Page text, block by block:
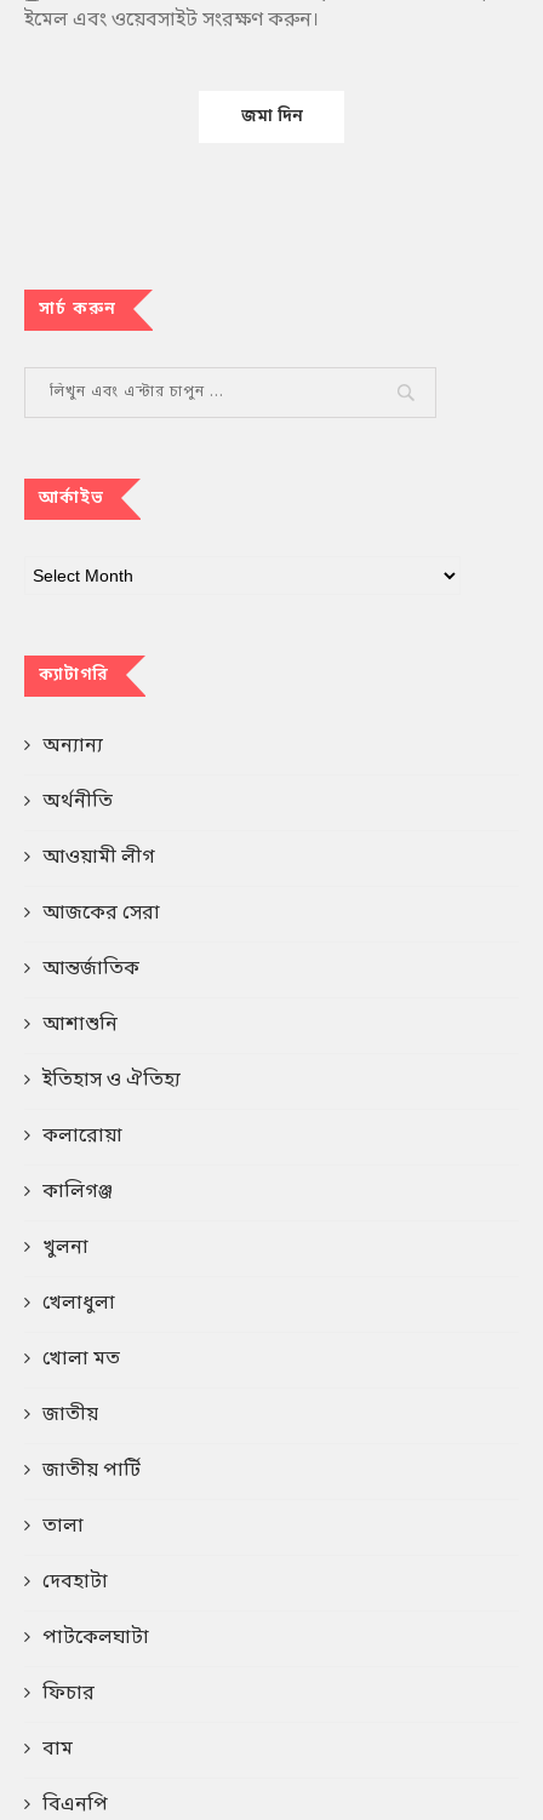
ইমেল এবং ওয়েবসাইট সংরক্ষণ করুন।
সার্চ করুন
আর্কাইভ
ক্যাটাগরি
অন্যান্য
অর্থনীতি
আওয়ামী লীগ
আজকের সেরা
আন্তর্জাতিক
আশাশুনি
ইতিহাস ও ঐতিহ্য
কলারোয়া
কালিগঞ্জ
খুলনা
খেলাধুলা
খোলা মত
জাতীয়
জাতীয় পার্টি
তালা
দেবহাটা
পাটকেলঘাটা
ফিচার
বাম
বিএনপি